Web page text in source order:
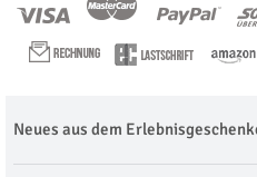
Neues aus dem